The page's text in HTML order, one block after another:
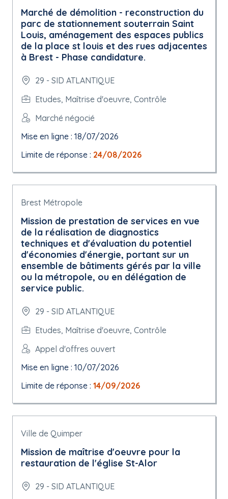
Marché de démolition - reconstruction du
parc de stationnement souterrain Saint
Louis, aménagement des espaces publics
de la place st louis et des rues adjacentes
à Brest - Phase candidature.
29 - SID ATLANTIQUE
Etudes, Maîtrise d'oeuvre, Contrôle
Marché négocié
Mise en ligne : 18/07/2026
Limite de réponse : 24/08/2026
Brest Métropole
Mission de prestation de services en vue
de la réalisation de diagnostics
techniques et d'évaluation du potentiel
d'économies d'énergie, portant sur un
ensemble de bâtiments gérés par la ville
ou la métropole, ou en délégation de
service public.
29 - SID ATLANTIQUE
Etudes, Maîtrise d'oeuvre, Contrôle
Appel d'offres ouvert
Mise en ligne : 10/07/2026
Limite de réponse : 14/09/2026
Ville de Quimper
Mission de maîtrise d'oeuvre pour la
restauration de l'église St-Alor
29 - SID ATLANTIQUE